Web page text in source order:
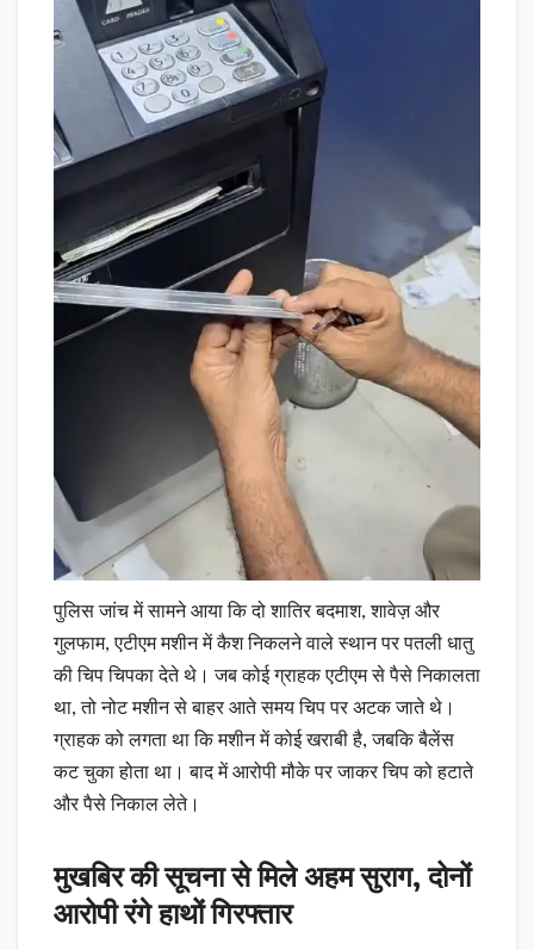
पुलिस जांच में सामने आया कि दो शातिर बदमाश, शावेज़ और
गुलफाम, एटीएम मशीन में कैश निकलने वाले स्थान पर पतली धातु
की चिप चिपका देते थे। जब कोई ग्राहक एटीएम से पैसे निकालता
था, तो नोट मशीन से बाहर आते समय चिप पर अटक जाते थे।
ग्राहक को लगता था कि मशीन में कोई खराबी है, जबकि बैलेंस
कट चुका होता था। बाद में आरोपी मौके पर जाकर चिप को हटाते
और पैसे निकाल लेते।
मुखबिर की सूचना से मिले अहम सुराग, दोनों
आरोपी रंगे हाथों गिरफ्तार